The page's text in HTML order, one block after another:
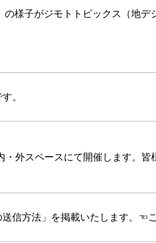
様子がジモトトピックス（地デ
。
外スペースにて開催します。皆
信方法」を掲載いたします。☜